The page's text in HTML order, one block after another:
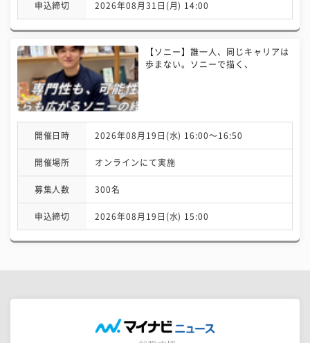
申込締切 2026年08月31日(月) 14:00
【ソニー】誰一人、同じキャリアは
歩まない。ソニーで描く、
開催日時 2026年08月19日(水) 16:00〜16:50
開催場所 オンラインにて実施
募集人数 300名
申込締切 2026年08月19日(水) 15:00